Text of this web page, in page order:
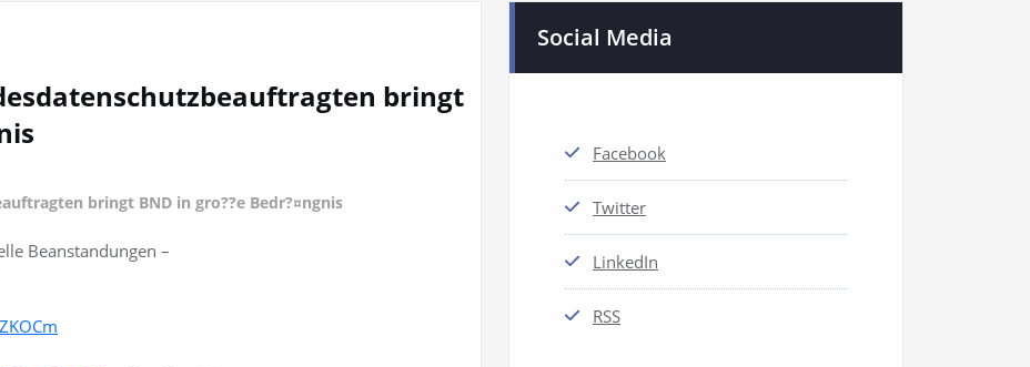
bringt
bringt BND in gro??e Bedr?¤ngnis
Beanstandungen –
Social Media
Facebook
Twitter
LinkedIn
RSS